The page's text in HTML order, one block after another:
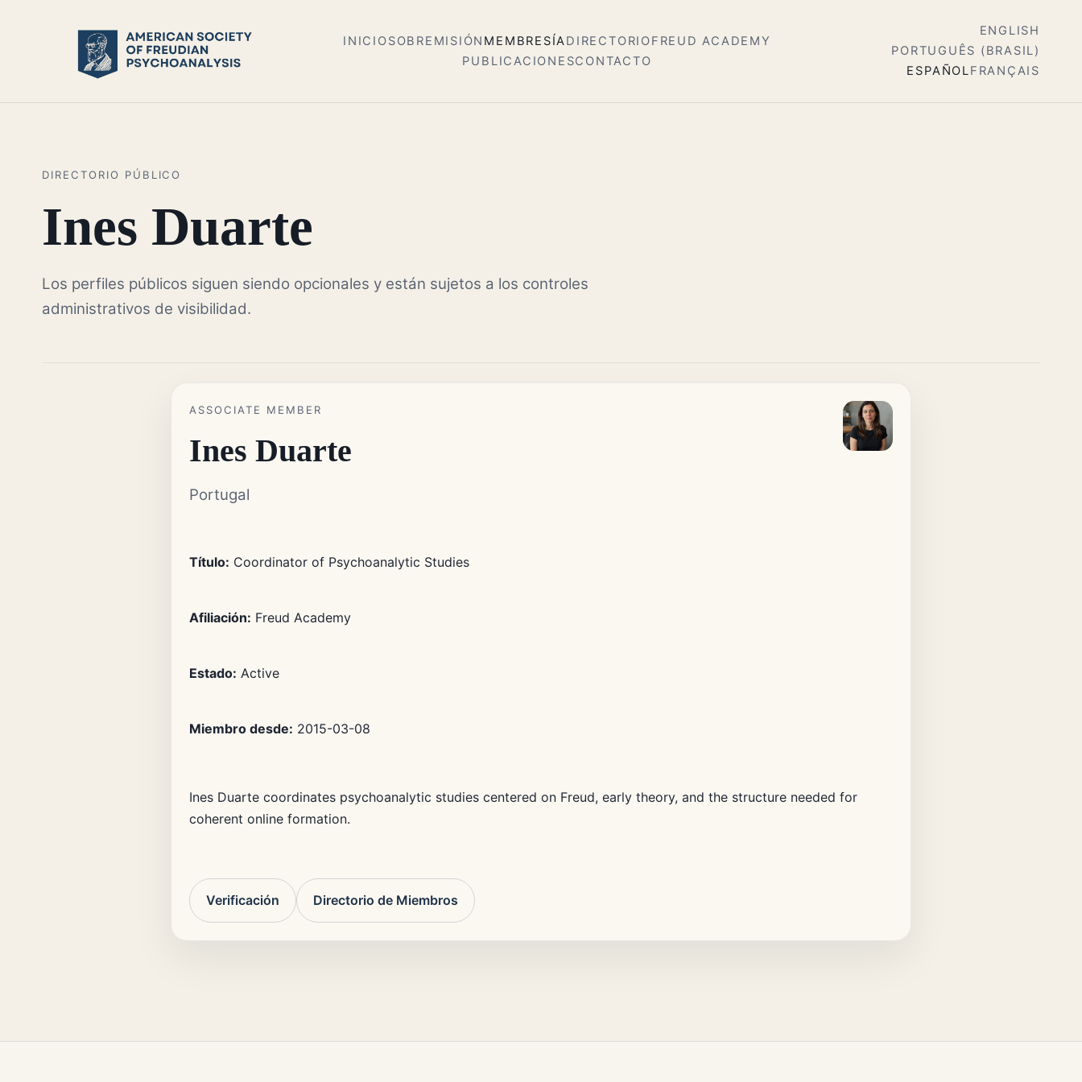
INICIOSOBRE MISIÓN MEMBRESÍADIRECTORIOFREUD ACADEMY
PUBLICACIONESCONTACTO
ENGLISH
PORTUGUÊS (BRASIL)
ESPAÑOLFRANÇAIS
DIRECTORIO PÚBLICO
Ines Duarte
Los perfiles públicos siguen siendo opcionales y están sujetos a los controles
administrativos de visibilidad.
ASSOCIATE MEMBER
Ines Duarte
Portugal
Título: Coordinator of Psychoanalytic Studies
Afiliación: Freud Academy
Estado: Active
Miembro desde: 2015-03-08
Ines Duarte coordinates psychoanalytic studies centered on Freud, early theory, and the structure needed for
coherent online formation.
Verificación Directorio de Miembros